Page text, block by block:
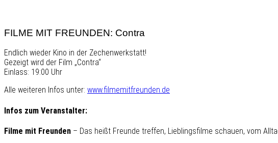
FILME MIT FREUNDEN: Contra
Endlich wieder Kino in der Zechenwerkstatt!
Gezeigt wird der Film „Contra“
Einlass: 19:00 Uhr
Alle weiteren Infos unter: www.filmemitfreunden.de
Infos zum Veranstalter:
Filme mit Freunden – Das heißt Freunde treffen, Lieblingsfilme schauen, vom